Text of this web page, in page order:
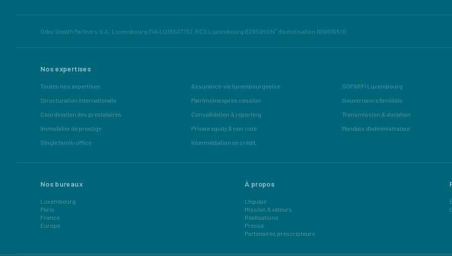
Odax Wealth Partners S.A., Luxembourg·TVA LU36537732, RCS Luxembourg B295950·N° d'autorisation 10180105/0
Nos expertises
Toutes nos expertises Assurance-vie luxembourgeoise SOPARFI Luxembourg
Structuration internationale
Patrimoine après cession Gouvernance familiale
Coordination des prestataires
Consolidation & reporting Transmission & donation
Immobilier de prestige
Private equity & non coté Mandats d'administrateur
Single family office
Intermédiation en crédit
Nos bureaux
Luxembourg
Paris
France
Europe
À propos
L'équipe
Mission & valeurs
Réalisations
Presse
Partenaires prescripteurs